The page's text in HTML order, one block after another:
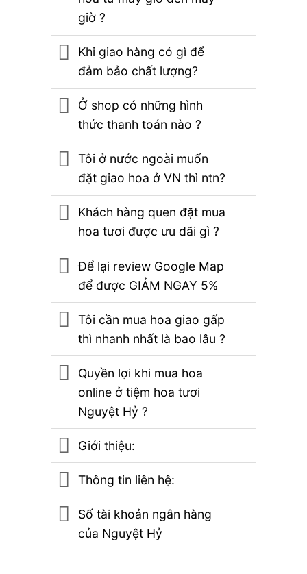
giờ ?
Khi giao hàng có gì để
đảm bảo chất lượng?
Ở shop có những hình
thức thanh toán nào ?
Tôi ở nước ngoài muốn
đặt giao hoa ở VN thì ntn?
Khách hàng quen đặt mua
hoa tươi được ưu dãi gì ?
Để lại review Google Map
để được GIẢM NGAY 5%
Tôi cần mua hoa giao gấp
thì nhanh nhất là bao lâu ?
Quyền lợi khi mua hoa
online ở tiệm hoa tươi
Nguyệt Hỷ ?
Giới thiệu:
Thông tin liên hệ:
Số tài khoản ngân hàng
của Nguyệt Hỷ